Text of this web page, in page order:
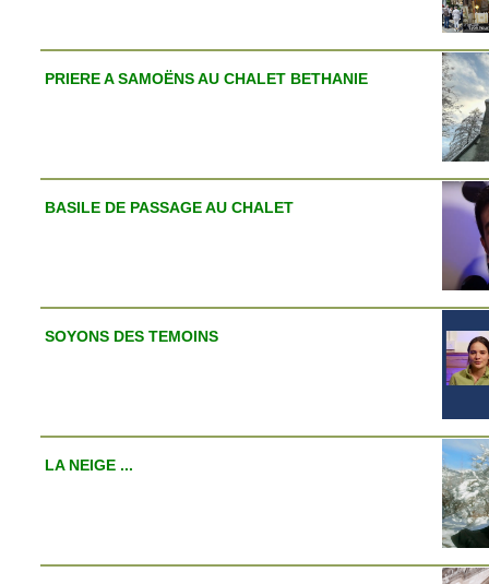
PRIERE A SAMOËNS AU CHALET BETHANIE
BASILE DE PASSAGE AU CHALET
SOYONS DES TEMOINS
LA NEIGE ...